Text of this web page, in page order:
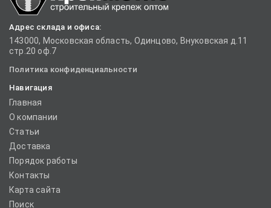
Адрес склада и офиса:
143000, Московская область, Одинцово, Внуковская д.11
стр.20 оф.7
Политика конфиденциальности
Навигация
Главная
О компании
Статьи
Доставка
Порядок работы
Контакты
Карта сайта
Поиск